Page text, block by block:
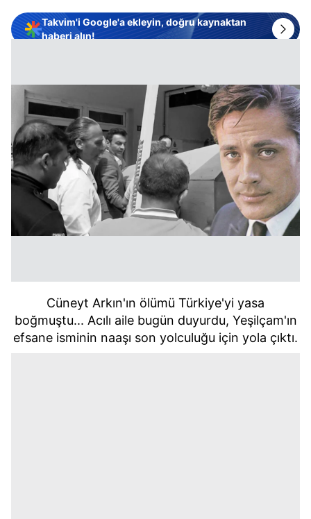
Takvim'i Google'a ekleyin, doğru kaynaktan
haberi alın!
Cüneyt Arkın'ın ölümü Türkiye'yi yasa
boğmuştu... Acılı aile bugün duyurdu, Yeşilçam'ın
efsane isminin naaşı son yolculuğu için yola çıktı.